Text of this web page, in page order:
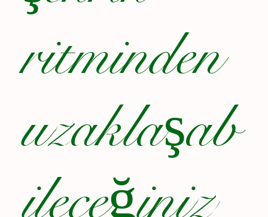
ritminden
uzaklaşab
ileceğiniz